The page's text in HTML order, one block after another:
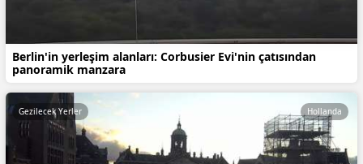
Berlin'in yerleşim alanları: Corbusier Evi'nin çatısından
panoramik manzara
Gezilecek Yerler Hollanda